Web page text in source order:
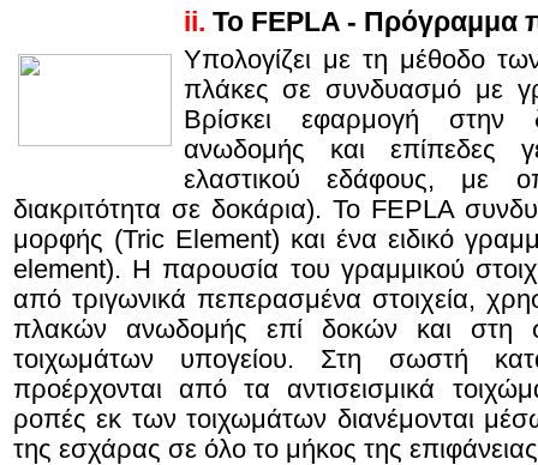
ii. Το FEPLA- Πρόγραμμα
Υπολογίζει με τη μέθοδο
πλάκες σε συνδυασμό με
Βρίσκει εφαρμογή στην
ανωδομής και επίπεδες
ελαστικού εδάφους, με
διακριτότητα σε δοκάρια). Το FEPLA
μορφής (Tric Εlement) και ένα ειδικό
element). Η παρουσία του γραμμικού
από τριγωνικά πεπερασμένα στοιχεία,
πλακών ανωδομής επί δοκών και στη
τοιχωμάτων υπογείου. Στη σωστή
προέρχονται από τα αντισεισμικά
ροπές εκ των τοιχωμάτων διανέμονται
της εσχάρας σε όλο το μήκος της